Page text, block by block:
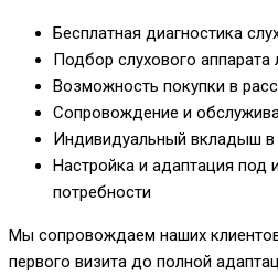
Бесплатная диагностика
Подбор слухового
Возможность покупки в
Сопровождение и
Индивидуальный вкладыш в
Настройка и адаптация под
потребности
Мы сопровождаем наших
первого визита до полной